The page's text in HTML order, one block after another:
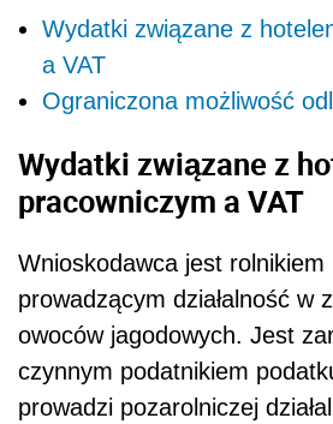
Wydatki związane z
a VAT
Ograniczona możliwość
Wydatki związane z
pracowniczym a VAT
Wnioskodawca jest rolnikiem
prowadzącym działalność w
owoców jagodowych. Jest
czynnym podatnikiem
prowadzi pozarolniczej